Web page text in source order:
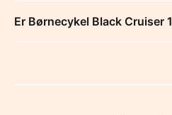
Er Børnecykel Black Cruiser